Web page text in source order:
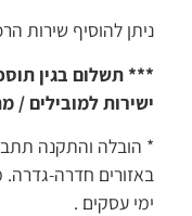
להוסיף שירות הרכבה ב -225 ₪.
תשלום בגין תוספת
למובילים / מתקינים
עסקים .